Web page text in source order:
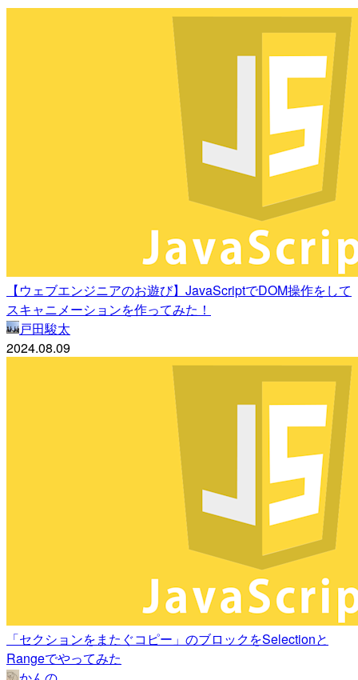
【ウェブエンジニアのお遊び】JavaScriptでDOM操作をして
スキャニメーションを作ってみた！
戸田駿太
2024.08.09
「セクションをまたぐコピー」のブロックをSelectionと
Rangeでやってみた